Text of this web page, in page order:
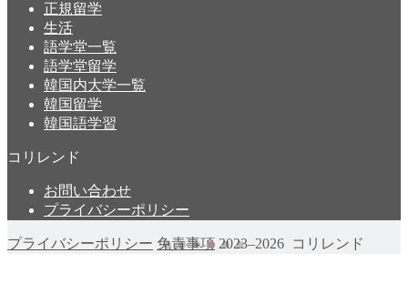
正規留学
生活
語学堂一覧
語学堂留学
韓国内大学一覧
韓国留学
韓国語学習
コリレンド
お問い合わせ
プライバシーポリシー
プライバシーポリシー 免責事項 2023–2026 コリレンド